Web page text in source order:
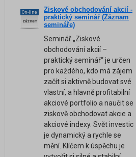
On-line
záznam
Ziskové obchodování akcií -
praktický seminář (Záznam
semináře)
Seminář „Ziskové
obchodování akcií –
praktický seminář“ je určen
pro každého, kdo má zájem
začít si aktivně budovat své
vlastní, a hlavně profitabilní
akciové portfolio a naučit se
ziskově obchodovat akcie a
akciové indexy. Svět investic
je dynamický a rychle se
mění. Klíčem k úspěchu je